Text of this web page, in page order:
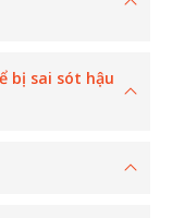
bị sai sót hậu